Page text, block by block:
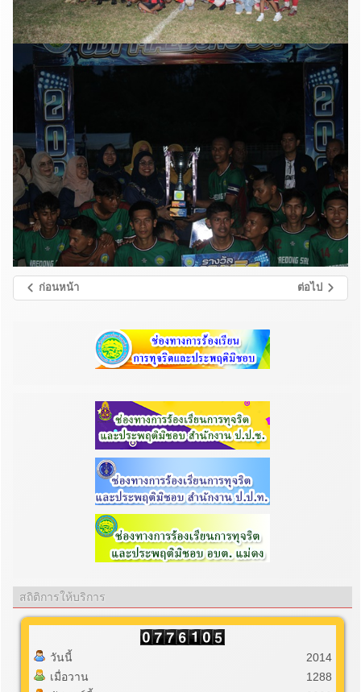
ก่อนหน้า ต่อไป
สถิติการให้บริการ
วันนี้
เมื่อวาน
2014
1288